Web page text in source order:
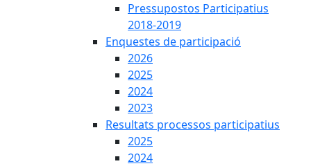
Pressupostos Participatius
2018-2019
Enquestes de participació
2026
2025
2024
2023
Resultats processos participatius
2025
2024